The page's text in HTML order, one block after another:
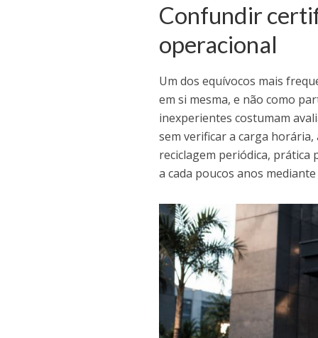
Confundir
operacional
Um dos equívocos mais
em si mesma, e não como
inexperientes costumam
sem verificar a carga
reciclagem periódica, prática
a cada poucos anos